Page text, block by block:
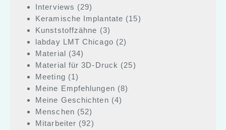
Interviews (29)
Keramische Implantate (15)
Kunststoffzähne (3)
labday LMT Chicago (2)
Material (34)
Material für 3D-Druck (25)
Meeting (1)
Meine Empfehlungen (8)
Meine Geschichten (4)
Menschen (52)
Mitarbeiter (92)